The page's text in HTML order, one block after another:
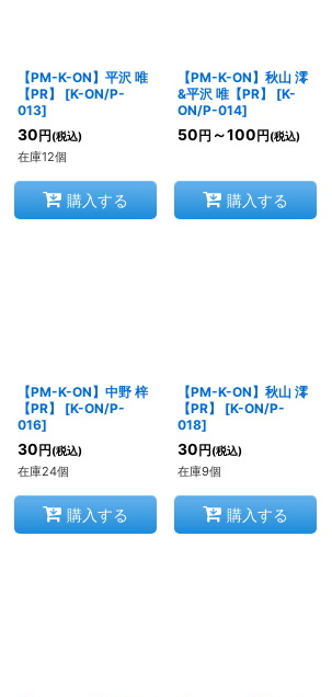
【PM-K-ON】平沢 唯
【PR】
[K-ON/P-
013]
30 円 (税込)
在庫12個
購入する
【PM-K-ON】秋山 澪
&平沢 唯【PR】
[K-
ON/P-014]
50 円 ～100 円 (税込)
購入する
【PM-K-ON】中野 梓
【PR】
[K-ON/P-
016]
30 円 (税込)
在庫24個
購入する
【PM-K-ON】秋山 澪
【PR】
[K-ON/P-
018]
30 円 (税込)
在庫9個
購入する